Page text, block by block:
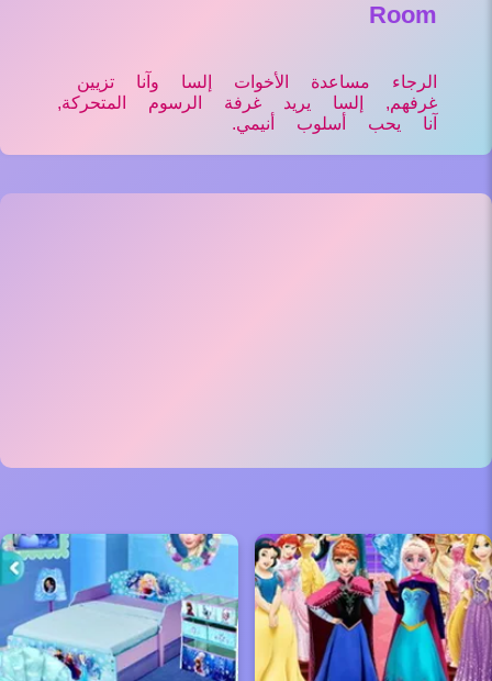
Room
الرجاء مساعدة الأخوات إلسا وآنا تزيين
غرفهم, إلسا يريد غرفة الرسوم المتحركة,
آنا يحب أسلوب أنيمي.